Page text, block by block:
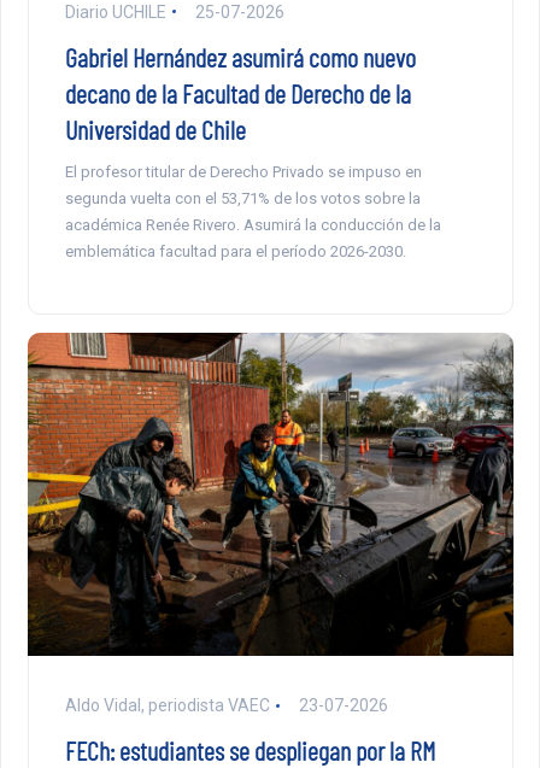
Diario UCHILE 25-07-2026
Gabriel Hernández asumirá como nuevo
decano de la Facultad de Derecho de la
Universidad de Chile
El profesor titular de Derecho Privado se impuso en
segunda vuelta con el 53,71% de los votos sobre la
académica Renée Rivero. Asumirá la conducción de la
emblemática facultad para el período 2026-2030.
Aldo Vidal, periodista VAEC 23-07-2026
FECh: estudiantes se despliegan por la RM